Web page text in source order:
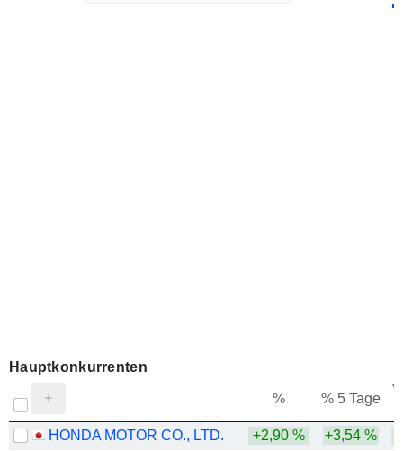
Hauptkonkurrenten
% % 5 Tage
HONDA MOTOR CO., LTD. +2,90 % +3,54 %